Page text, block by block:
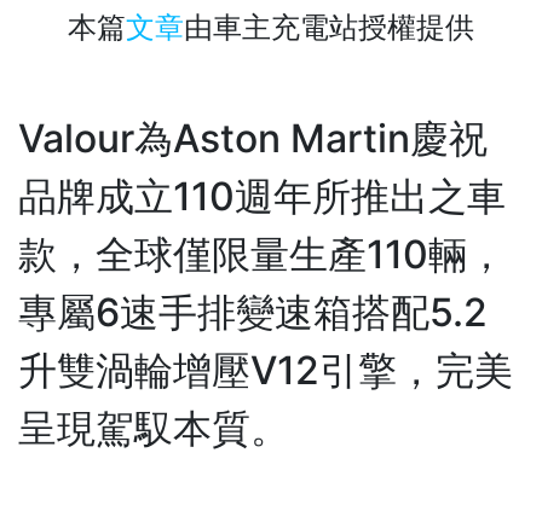
本篇文章由車主充電站授權提供
Valour為Aston Martin慶祝
品牌成立110週年所推出之車
款，全球僅限量生產110輛，
專屬6速手排變速箱搭配5.2
升雙渦輪增壓V12引擎，完美
呈現駕馭本質。